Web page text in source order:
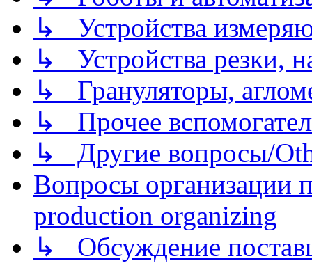
↳ Устройства
↳ Устройства резки,
↳ Грануляторы,
↳ Прочее
↳ Другие вопросы/
Вопросы организации
production organizing
↳ Обсуждение